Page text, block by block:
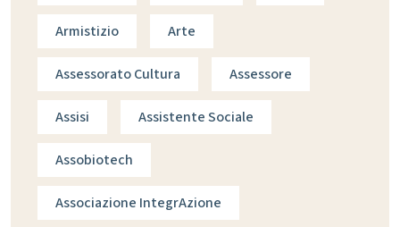
Armistizio Arte
Assessorato Cultura Assessore
Assisi Assistente Sociale
Assobiotech
Associazione IntegrAzione